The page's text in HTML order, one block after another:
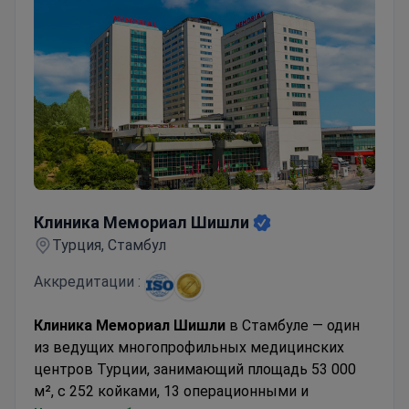
Программа детоксикации
Хелатная терапия
Детоксикация печени
Гидротерапия толстой кишки
Фосфолипидная терапия
Защита клеток и профилактика рака
Программа борьбы с загрязнением
Омоложение лица
Терапия менопаузы и гормональная терапия
Специальное обследование
Генетическое тестирование
Тест на пищевую аллергию: IgG
Органический профиль мочи
Программа полного обследования
Озонотерапия
Половое здоровье
Клиника Мемориал Шишли
Турция, Стамбул
Аккредитации :
Клиника Мемориал Шишли в Стамбуле — один
из ведущих многопрофильных медицинских
центров Турции, занимающий площадь 53 000
м², с 252 койками, 13 операционными и